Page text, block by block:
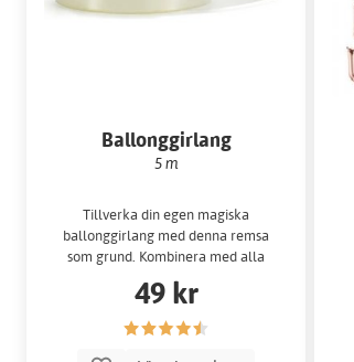
Ballonggirlang
5 m
Tillverka din egen magiska
ballonggirlang med denna remsa
som grund. Kombinera med alla
våra ballonger.
49 kr